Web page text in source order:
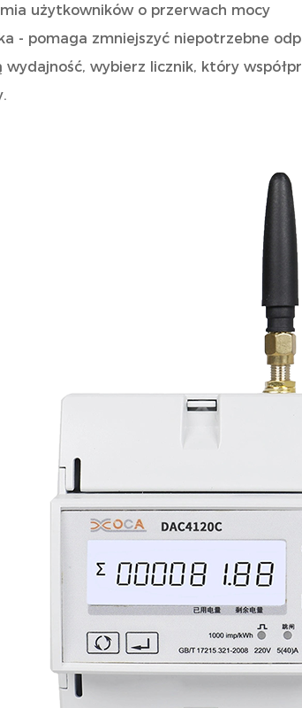
użytkowników o przerwach mocy
- pomaga zmniejszyć niepotrzebne
wybierz licznik, który